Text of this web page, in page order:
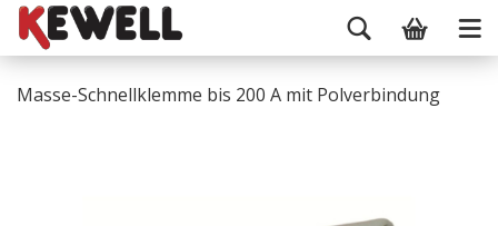
Masse-Schnellklemme bis 200 A mit Polverbindung